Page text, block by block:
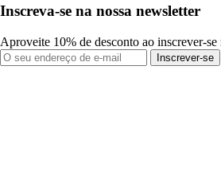
Inscreva-se na nossa newsletter
Aproveite 10% de desconto ao inscrever-se
Inscrever-se